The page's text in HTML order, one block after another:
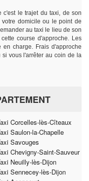
c'est le trajet du taxi, de son
domicile ou le point de
au taxi le lieu de son
course d'approche. Les
charge. Frais d'approche
vous l'arrêter au coin de la
Corcelles-lès-Cîteaux
Saulon-la-Chapelle
Savouges
Chevigny-Saint-Sauveur
Neuilly-lès-Dijon
Sennecey-lès-Dijon